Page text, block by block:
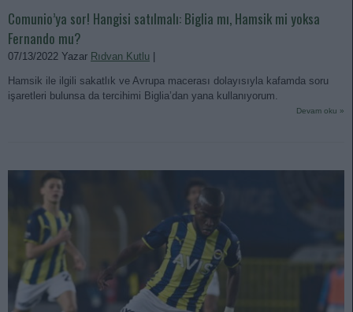
Comunio’ya sor! Hangisi satılmalı: Biglia mı, Hamsik mi yoksa
Fernando mu?
07/13/2022 Yazar Rıdvan Kutlu
Hamsik ile ilgili sakatlık ve Avrupa macerası dolayısıyla kafamda soru
işaretleri bulunsa da tercihimi Biglia’dan yana kullanıyorum.
Devam oku »